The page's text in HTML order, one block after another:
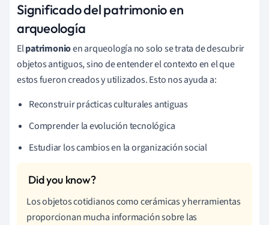
Significado del patrimonio en
arqueología
Elpatrimonioen arqueología no solo se trata de descubrir
objetos antiguos, sino de entender el contexto en el que
estos fueron creados y utilizados. Esto nos ayuda a:
Reconstruir prácticas culturales antiguas
Comprender la evolución tecnológica
Estudiar los cambios en la organización social
Los objetos cotidianos como cerámicas y herramientas
proporcionan mucha información sobre las